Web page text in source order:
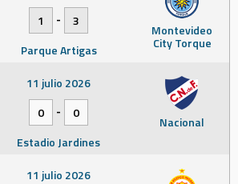
Montevideo
City Torque
1
-
3
Parque Artigas
Nacional
11 julio 2026
0
-
0
Estadio Jardines
11 julio 2026